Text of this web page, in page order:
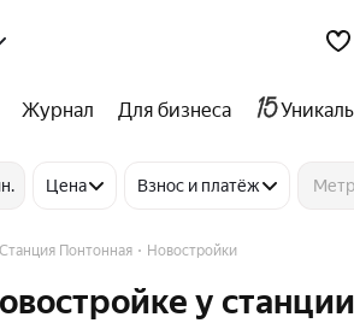
Журнал Для бизнеса
Цена Взнос и платёж
Станция Понтонная Новостройки
у